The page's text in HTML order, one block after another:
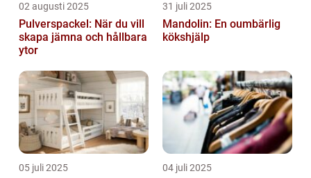
02 augusti 2025
Pulverspackel: När du vill
skapa jämna och hållbara
ytor
31 juli 2025
Mandolin: En oumbärlig
kökshjälp
05 juli 2025 04 juli 2025